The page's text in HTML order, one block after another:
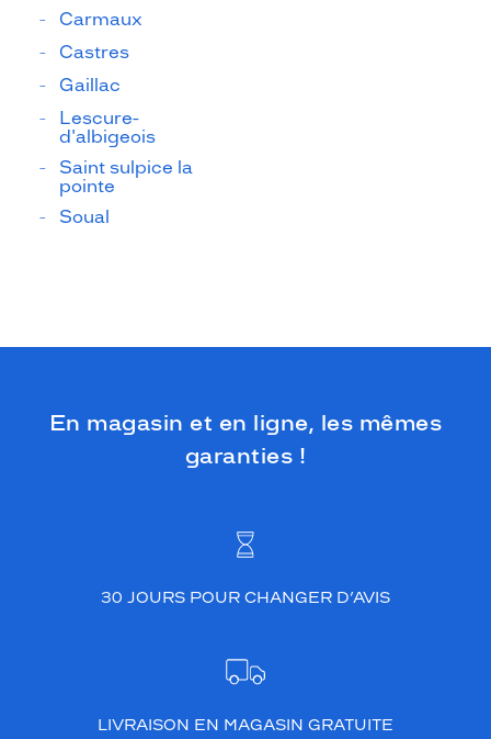
Carmaux
Castres
Gaillac
Lescure-
d'albigeois
Saint sulpice la
pointe
Soual
En magasin et en ligne, les mêmes
garanties !
30 JOURS POUR CHANGER D’AVIS
LIVRAISON EN MAGASIN GRATUITE